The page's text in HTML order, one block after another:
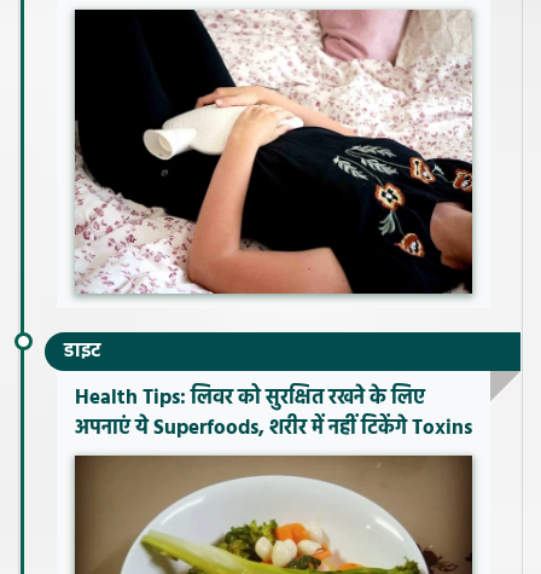
डाइट
Health Tips: लिवर को सुरक्षित रखने के लिए
अपनाएं ये Superfoods, शरीर में नहीं टिकेंगे Toxins